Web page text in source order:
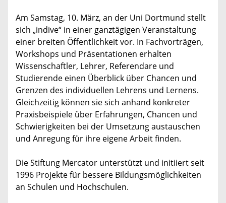
Am Samstag, 10. März, an der Uni Dortmund stellt
sich „indive“ in einer ganztägigen Veranstaltung
einer breiten Öffentlichkeit vor. In Fachvorträgen,
Workshops und Präsentationen erhalten
Wissenschaftler, Lehrer, Referendare und
Studierende einen Überblick über Chancen und
Grenzen des individuellen Lehrens und Lernens.
Gleichzeitig können sie sich anhand konkreter
Praxisbeispiele über Erfahrungen, Chancen und
Schwierigkeiten bei der Umsetzung austauschen
und Anregung für ihre eigene Arbeit finden.
Die Stiftung Mercator unterstützt und initiiert seit
1996 Projekte für bessere Bildungsmöglichkeiten
an Schulen und Hochschulen.